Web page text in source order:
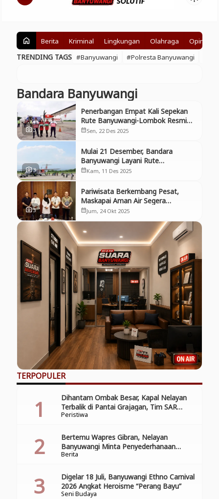
home Berita Kriminal Lingkungan Olahraga Opini
TRENDING TAGS #Banyuwangi #Polresta Banyuwangi
Bandara Banyuwangi
photo_camera3
Penerbangan Empat Kali Sepekan
Rute Banyuwangi-Lombok Resmi
Dibuka, Koneksikan Dua Destinasi
calendar_monthSen, 22 Des 2025
photo_camera3
Mulai 21 Desember, Bandara
Banyuwangi Layani Rute
Penerbangan Langsung ke Lombok
calendar_monthKam, 11 Des 2025
photo_camera3
Pariwisata Berkembang Pesat,
Maskapai Aman Air Segera
Operasikan Penerbangan Seaplane
Banyuwangi-Bali
calendar_monthJum, 24 Okt 2025
TERPOPULER
Peristiwa
Dihantam Ombak Besar, Kapal Nelayan
Terbalik di Pantai Grajagan, Tim SAR
Gabungan Laksanakan Operasi Pencarian
Berita
Bertemu Wapres Gibran, Nelayan
Banyuwangi Minta Penyederhanaan
Perizinan
Seni Budaya
Digelar 18 Juli, Banyuwangi Ethno Carnival
2026 Angkat Heroisme “Perang Bayu”